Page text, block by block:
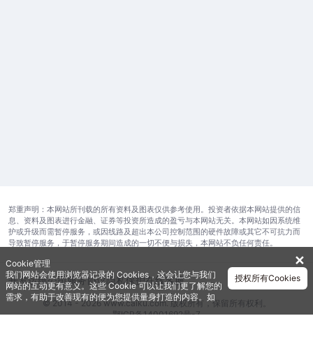
郑重声明：本网站所刊载的所有资料及图表仅供参考使用。投资者依据本网站提供的信
息、资料及图表进行金融、证券等投资所造成的盈亏与本网站无关。本网站如因系统维
护或升级而需暂停服务，或因线路及超出本公司控制范围的硬件故障或其它不可抗力而
导致暂停服务，于暂停服务期间造成的一切不便与损失，本网站不负任何责任。
开发运维公司服务协议隐私保护在线客服
© 2014 - 2026 www.caiku.com. 版权所有，保留所有权利。
鄂ICP备14001692号-7
✕
Cookie管理
我们网站会使用浏览器记录的 Cookies，这会让您与我们
网站的互动更有意义。这些 Cookie 可以让我们更了解您的
需求，有助于改善现有的便为您提供量身打造的内容。如
需获取更多有关我们使用的各种 Cookies 的信息，请查阅
授权所有Cookies